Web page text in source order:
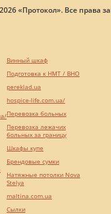
«Протокол». Все права
Винный шкаф
Подготовка к НМТ / ВНО
pereklad.ua
hospice-life.com.ua/
Перевозка больных
Перевозка лежачих
больных за границу
Шкафы купе
Брендовые сумки
Натяжные потолки Nova
Stelya
maltina.com.ua
Cылки